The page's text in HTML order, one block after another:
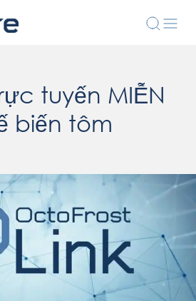
tuyến MIỄN
biến tôm